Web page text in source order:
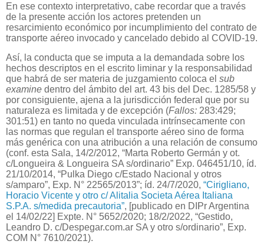
En ese contexto interpretativo, cabe recordar que a través
de la presente acción los actores pretenden un
resarcimiento económico por incumplimiento del contrato de
transporte aéreo invocado y cancelado debido al COVID-19.
Así, la conducta que se imputa a la demandada sobre los
hechos descriptos en el escrito liminar y la responsabilidad
que habrá de ser materia de juzgamiento coloca el sub
examine dentro del ámbito del art. 43 bis del Dec. 1285/58 y
por consiguiente, ajena a la jurisdicción federal que por su
naturaleza es limitada y de excepción (Fallos: 283:429;
301:51) en tanto no queda vinculada intrínsecamente con
las normas que regulan el transporte aéreo sino de forma
más genérica con una atribución a una relación de consumo
(conf. esta Sala, 14/2/2012, “Marta Roberto Germán y ot.
c/Longueira & Longueira SA s/ordinario” Exp. 046451/10, íd.
21/10/2014, “Pulka Diego c/Estado Nacional y otros
s/amparo”, Exp. N° 22565/2013”; íd. 24/7/2020, “Cirigliano,
Horacio Vicente y otro c/ Alitalia Societa Aérea Italiana
S.P.A. s/medida precautoria”, [publicado en DIPr Argentina
el 14/02/22] Expte. N° 5652/2020; 18/2/2022, “Gestido,
Leandro D. c/Despegar.com.ar SA y otro s/ordinario”, Exp.
COM N° 7610/2021).